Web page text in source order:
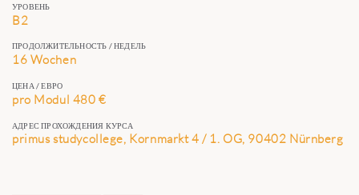
УРОВЕНЬ
B2
ПРОДОЛЖИТЕЛЬНОСТЬ / НЕДЕЛЬ
16 Wochen
ЦЕНА / ЕВРО
pro Modul 480 €
АДРЕС ПРОХОЖДЕНИЯ КУРСА
primus studycollege, Kornmarkt 4 / 1. OG, 90402 Nürnberg